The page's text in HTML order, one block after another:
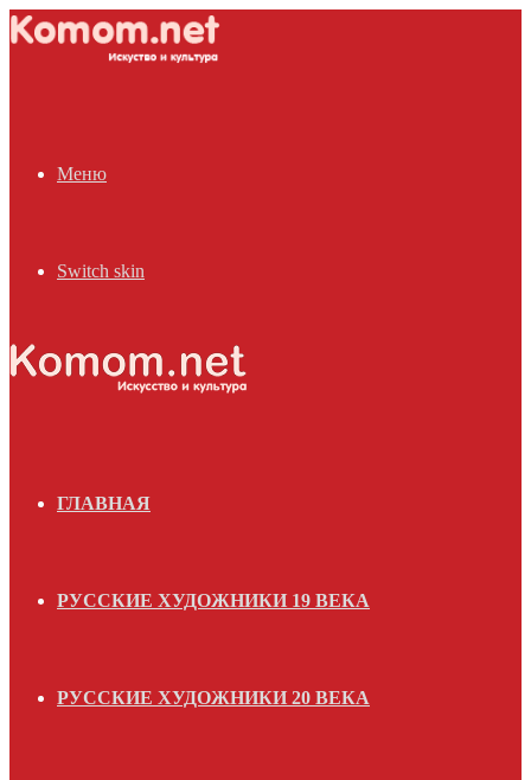
Меню
Switch skin
ГЛАВНАЯ
РУССКИЕ ХУДОЖНИКИ 19 ВЕКА
РУССКИЕ ХУДОЖНИКИ 20 ВЕКА